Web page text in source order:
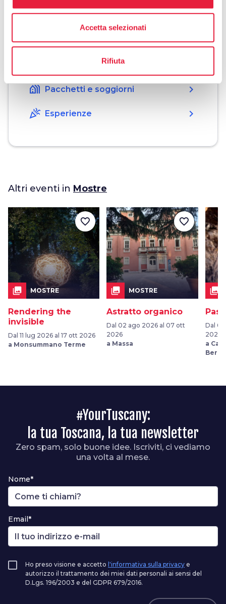
Accetta selezionati
Rifiuta
Organizza
hotel Dove dormire chevron_right
Dove mangiare
holiday_village Pacchetti e soggiorni chevron_right
celebration Esperienze chevron_right
Altri eventi in Mostre
collections MOSTRE
Rendering the
invisible
Dal 11 lug 2026 al 17 ott 2026
a Monsummano Terme
favorite_border
collections MOSTRE
Astratto organico
Dal 02 ago 2026 al 07 ott
2026
a Massa
favorite_border
collections
Dal
2026
a
#YourTuscany:
la tua Toscana, la tua newsletter
Zero spam, solo buone idee. Iscriviti, ci vediamo
una volta al mese.
Nome*
Email*
Ho preso visione e accetto l'informativa sulla privacy e
autorizzo il trattamento dei miei dati personali ai sensi del
D.Lgs. 196/2003 e del GDPR 679/2016.